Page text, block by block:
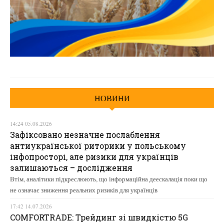
НОВИНИ
14:24 05.08.2026
Зафіксовано незначне послаблення
антиукраїнської риторики у польському
інфопросторі, але ризики для українців
залишаються – дослідження
Втім, аналітики підкреслюють, що інформаційна деескалація поки що
не означає зниження реальних ризиків для українців
17:42 14.07.2026
COMFORTRADE: Трейдинг зі швидкістю 5G